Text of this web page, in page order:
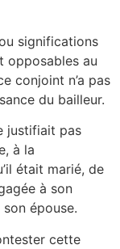
significations
opposables au
conjoint n’a pas
du bailleur.
justifiait pas
à la
était marié, de
à son
épouse.
cette